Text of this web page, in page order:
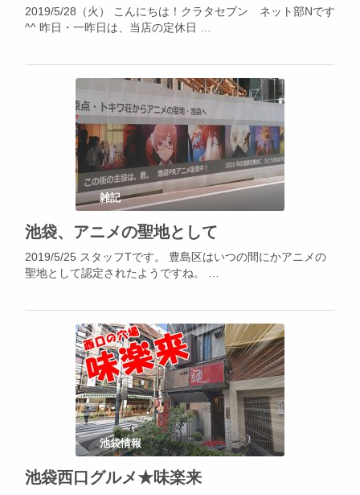
2019/5/28（火） こんにちは！クラタセブン ネット部Nです
^^ 昨日・一昨日は、当店の定休日 …
雑記
池袋、アニメの聖地として
2019/5/25 スタッフTです。 豊島区はいつの間にかアニメの
聖地として認定されたようですね。 …
池袋情報
池袋西口グルメ★味楽来